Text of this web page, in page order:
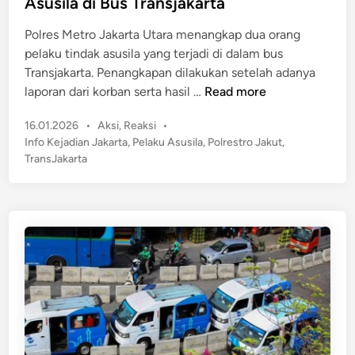
d
o
r
B
T
T
r
n
c
a
m
m
a
n
1
T
a
h
i
n
Polres Metro Jakarta Utara menangkap dua orang
pelaku tindak asusila yang terjadi di dalam bus
Transjakarta. Penangkapan dilakukan setelah adanya
laporan dari korban serta hasil … P
r
r
o
J
a
k
u
t
Read more
16.01.2026 • P
o
i
n
Aksi, Reaksi •
Info Kejadian Jakarta, Pelaku Asusila, Polrestro Jakut,
TransJakarta